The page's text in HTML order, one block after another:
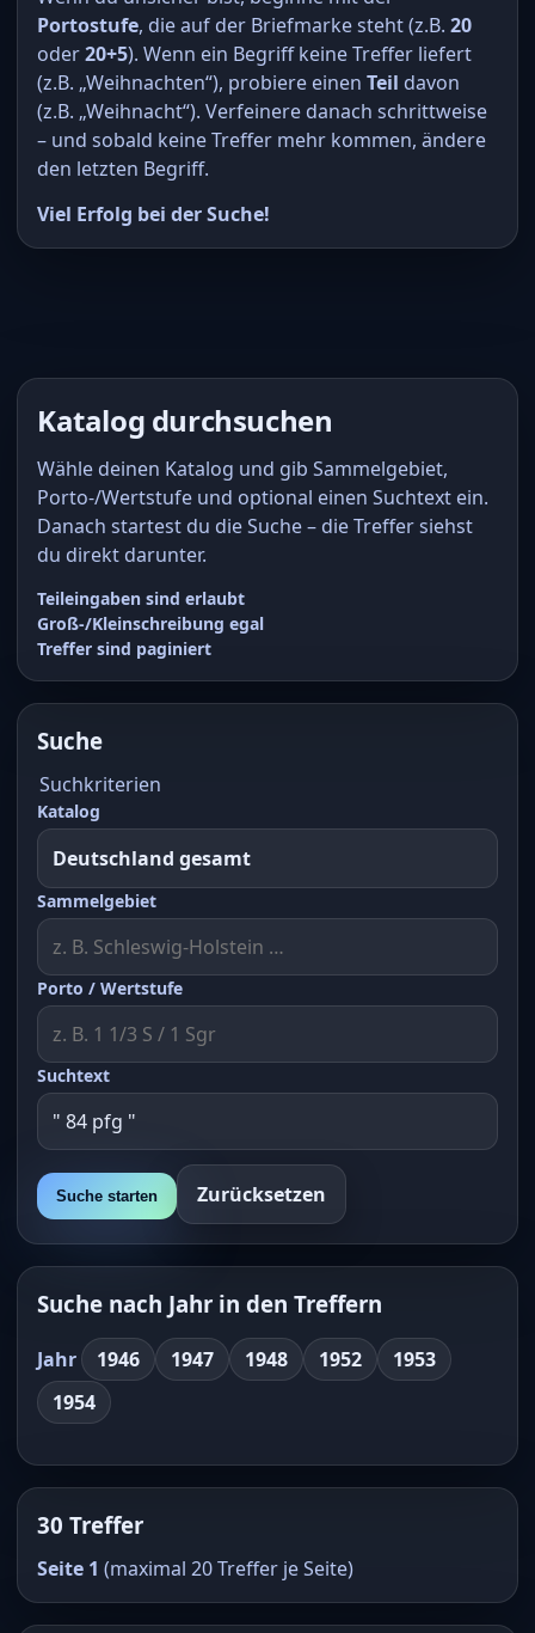
Portostufe, die auf der Briefmarke steht (z.B. 20
oder20+5). Wenn ein Begriff keine Treffer liefert
(z.B. „Weihnachten“), probiere einen Teil davon
(z.B. „Weihnacht“). Verfeinere danach schrittweise
– und sobald keine Treffer mehr kommen, ändere
den letzten Begriff.
Viel Erfolg bei der Suche!
Katalog durchsuchen
Wähle deinen Katalog und gib Sammelgebiet,
Porto-/Wertstufe und optional einen Suchtext ein.
Danach startest du die Suche – die Treffer siehst
du direkt darunter.
Teileingaben sind erlaubt
Groß-/Kleinschreibung egal
Treffer sind paginiert
Suche
Suchkriterien
Katalog
Sammelgebiet
Porto / Wertstufe
Suchtext
Suche starten Zurücksetzen
Suche nach Jahr in den Treffern
Jahr 1946 1947 1948 1952
1953
1954
30 Treffer
Seite 1 (maximal 20 Treffer je Seite)